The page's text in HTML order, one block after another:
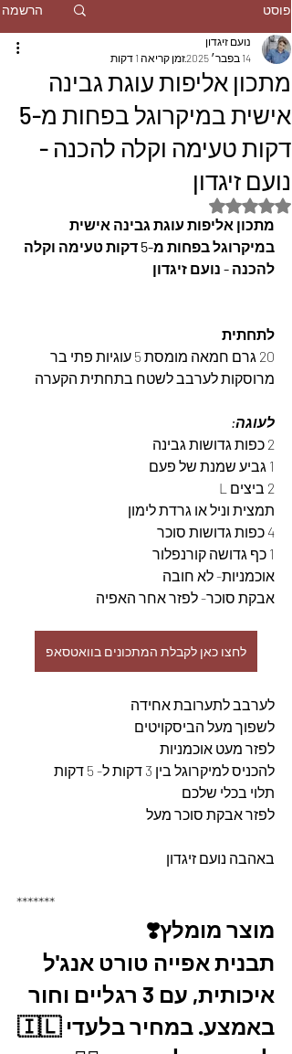
פוסט הרשמה
מתכון אליפות עוגת גבינה
אישית במיקרוגל בפחות מ-5
דקות טעימה וקלה להכנה -
נועם זיגדון
נועם זיגדון
14 בפבר׳ 2025
זמן קריאה 1 דקות
דירוג של NaN מתוך 5 כוכבים
מתכון אליפות עוגת גבינה אישית
במיקרוגל בפחות מ-5 דקות טעימה וקלה
להכנה - נועם זיגדון
לתחתית
20 גרם חמאה מומסת 5 עוגיות פתי בר
מרוסקות לערבב לשטח בתחתית הקערה
לעוגה:
2 כפות גדושות גבינה
1 גביע שמנת של פעם
2 ביצים L
תמצית וניל או גרדת לימון
4 כפות גדושות סוכר
1 כף גדושה קורנפלור
אוכמניות- לא חובה
אבקת סוכר- לפזר אחר האפיה
לחצו כאן לקבלת המתכונים בוואטסאפ
לערבב לתערובת אחידה
לשפוך מעל הביסקויטים
לפזר מעט אוכמניות
להכניס למיקרוגל בין 3 דקות ל- 5 דקות
תלוי בכלי שלכם
לפזר אבקת סוכר מעל
באהבה נועם זיגדון
*******
מוצר מומלץ❣️
תבנית אפייה טורט אנג'ל
איכותית, עם 3 רגליים וחור
באמצע. במחיר בלעדי 🇮🇱